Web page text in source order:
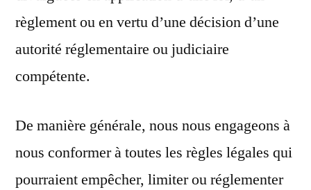
règlement ou en vertu d’une décision d’une
autorité réglementaire ou judiciaire
compétente.
De manière générale, nous nous engageons à
nous conformer à toutes les règles légales qui
pourraient empêcher, limiter ou réglementer